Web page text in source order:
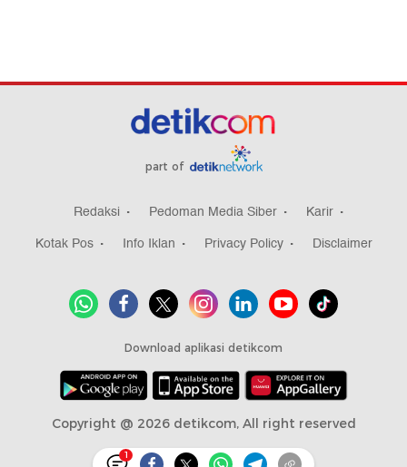
1
part of
Redaksi Pedoman Media Siber
Karir
Kotak Pos
Info Iklan Privacy Policy Disclaimer
Download aplikasi detikcom
Copyright @ 2026 detikcom, All right reserved